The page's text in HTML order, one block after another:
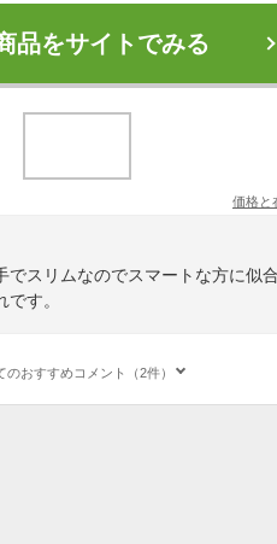
品をサイトでみる
価格と
でスリムなのでスマートな方に似
す。
のおすすめコメント（2件）